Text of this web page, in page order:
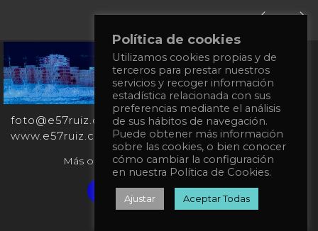
+34
651
862
863
foto@e57ruiz.com
www.e57ruiz.com
Más obras en la galería virtual Singulart:
Verified artist on Singulart
Política de cookies
Utilizamos cookies propias y de
terceros para prestar nuestros
servicios y recoger información
estadística relacionada con sus
preferencias mediante el análisis
de sus hábitos de navegación.
Puede obtener más información
sobre las cookies, o bien conocer
cómo cambiar la configuración
en nuestra Política de Cookies.
Ajustar Aceptar Todas